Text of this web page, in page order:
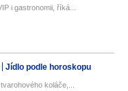
i gastronomii, říká...
Jídlo podle horoskopu
koláče,...